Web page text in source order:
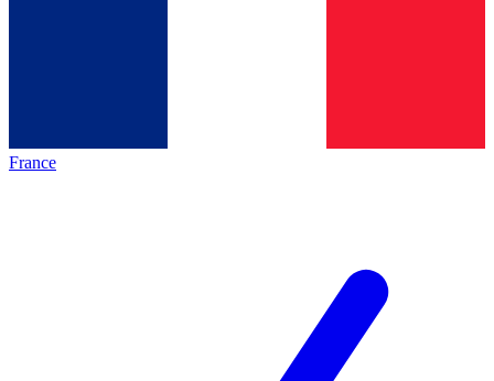
France